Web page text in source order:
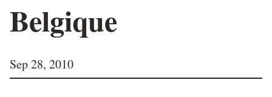
Belgique
Sep 28, 2010